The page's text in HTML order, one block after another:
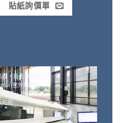
貼紙詢價單
，最先進的溶
室外和室內
貼紙，橫幅 海
貼紙